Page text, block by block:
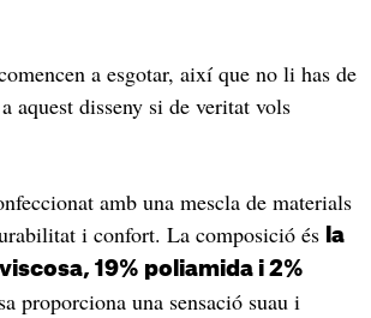
a esgotar, així que no li has de
aquest disseny si de veritat vols
amb una mescla de materials
i confort. La composició és la
19% poliamida i 2%
proporciona una sensació suau i